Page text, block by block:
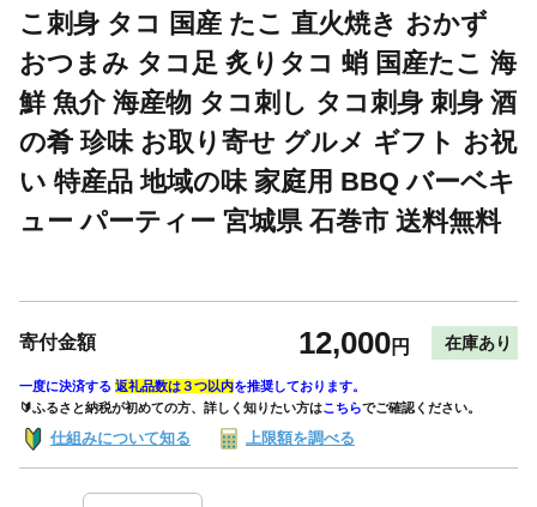
こ刺身 タコ 国産 たこ 直火焼き おかず
おつまみ タコ足 炙りタコ 蛸 国産たこ 海
鮮 魚介 海産物 タコ刺し タコ刺身 刺身 酒
の肴 珍味 お取り寄せ グルメ ギフト お祝
い 特産品 地域の味 家庭用 BBQ バーベキ
ュー パーティー 宮城県 石巻市 送料無料
寄付金額 12,000円 在庫あり
一度に決済する 返礼品数は３つ以内を推奨しております。
🔰ふるさと納税が初めての方、詳しく知りたい方はこちらでご確認ください。
仕組みについて知る 上限額を調べる